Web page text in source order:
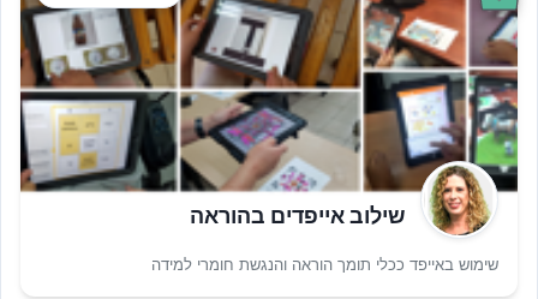
שילוב אייפדים בהוראה
שימוש באייפד ככלי תומך הוראה והנגשת חומרי למידה